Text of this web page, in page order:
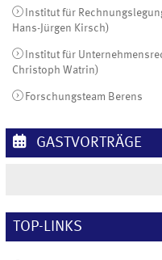
Institut für
Hans-Jürgen Kirsch)
Institut für
Christoph Watrin)
Forschungsteam Berens
GASTVORTRÄGE
TOP-LINKS